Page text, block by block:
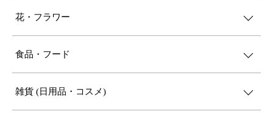
花・フラワー
食品・フード
雑貨 (日用品・コスメ)